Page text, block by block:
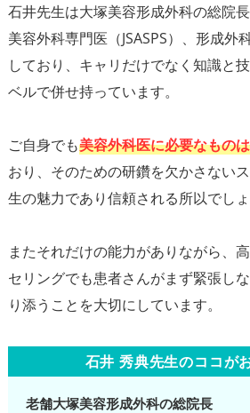
石井先生は大塚美容形成外科の総院長
美容外科専門医（JSASPS）、形成外
しており、キャリだけでなく知識と
ベルで併せ持っています。
ご自身でも美容外科医に必要なもの
おり、そのための研鑽を欠かさない
生の魅力であり信頼される所以でしょ
またそれだけの能力がありながら、
セリングでも患者さんがまず緊張し
石井 秀典先生のココが
老舗大塚美容形成外科の総院長